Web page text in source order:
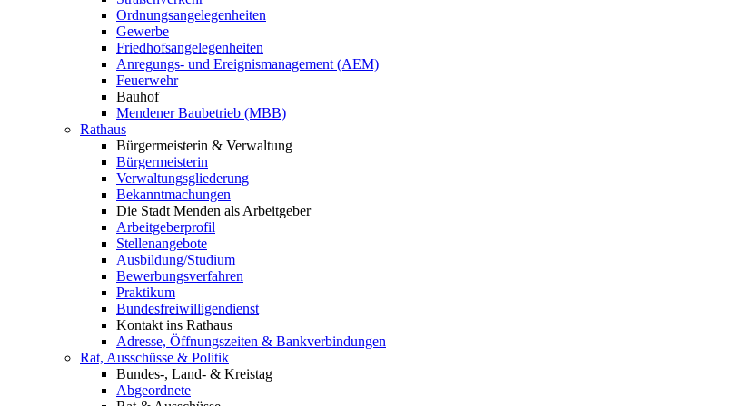
Ordnungsangelegenheiten
Gewerbe
Friedhofsangelegenheiten
Anregungs- und Ereignismanagement (AEM)
Feuerwehr
Bauhof
Mendener Baubetrieb (MBB)
Rathaus
Bürgermeisterin & Verwaltung
Bürgermeisterin
Verwaltungsgliederung
Bekanntmachungen
Die Stadt Menden als Arbeitgeber
Arbeitgeberprofil
Stellenangebote
Ausbildung/Studium
Bewerbungsverfahren
Praktikum
Bundesfreiwilligendienst
Kontakt ins Rathaus
Adresse, Öffnungszeiten & Bankverbindungen
Rat, Ausschüsse & Politik
Bundes-, Land- & Kreistag
Abgeordnete